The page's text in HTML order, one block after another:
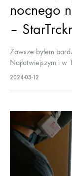
nocnego
– StarTrckr
Zawsze byłem
Najłatwiejszym i w
„dotknięcie”
2024-03-12